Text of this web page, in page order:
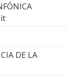
DE LA